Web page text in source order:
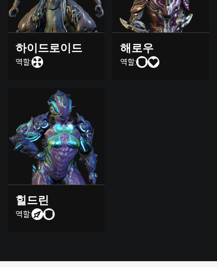
하이드로이드
역할:
해로우
역할:
힐드린
역할: